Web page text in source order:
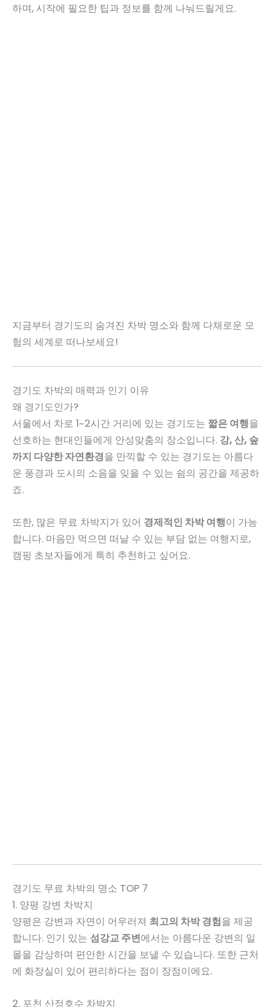
하며, 시작에 필요한 팁과 정보를 함께 나눠드릴게요.
지금부터 경기도의 숨겨진 차박 명소와 함께 다채로운 모
험의 세계로 떠나보세요!
경기도 차박의 매력과 인기 이유
왜 경기도인가?
서울에서 차로 1~2시간 거리에 있는 경기도는 짧은 여행을
선호하는 현대인들에게 안성맞춤의 장소입니다. 강, 산, 숲
까지 다양한 자연환경을 만끽할 수 있는 경기도는 아름다
운 풍경과 도시의 소음을 잊을 수 있는 쉼의 공간을 제공하
죠.
또한, 많은 무료 차박지가 있어 경제적인 차박 여행이 가능
합니다. 마음만 먹으면 떠날 수 있는 부담 없는 여행지로,
캠핑 초보자들에게 특히 추천하고 싶어요.
경기도 무료 차박의 명소 TOP 7
1. 양평 강변 차박지
양평은 강변과 자연이 어우러져 최고의 차박 경험을 제공
합니다. 인기 있는 섬강교 주변에서는 아름다운 강변의 일
몰을 감상하며 편안한 시간을 보낼 수 있습니다. 또한 근처
에 화장실이 있어 편리하다는 점이 장점이에요.
2. 포천 산정호수 차박지